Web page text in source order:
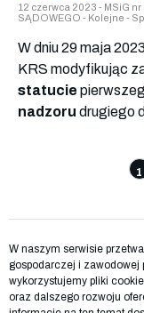
12 czerwca 2023 - MSiG
SĄDOWEGO - Kolejne -
W dniu 29 maja
KRS modyfikując
statucie
nadzoru drugiego
1
W naszym serwisie
gospodarczej i zawodowej
wykorzystujemy pliki
oraz dalszego rozwoju